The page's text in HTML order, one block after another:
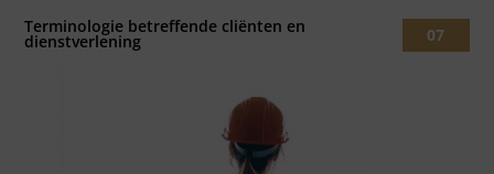
Terminologie betreffende cliënten en
dienstverlening 07